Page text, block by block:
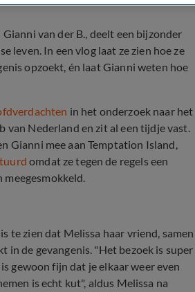
van der B., deelt een bijzonder
leven. In een vlog laat ze zien hoe ze
opzoekt, én laat Gianni weten hoe
in het onderzoek naar het
van Nederland en zit al een tijdje vast.
Gianni mee aan Temptation Island,
omdat ze tegen de regels een
is te zien dat Melissa haar vriend, samen
in de gevangenis. "Het bezoek is super
gewoon fijn dat je elkaar weer even
is echt kut", aldus Melissa na